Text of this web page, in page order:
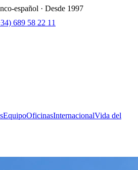
español · Desde 1997
689 58 22 11
EquipoOficinasInternacionalVida del